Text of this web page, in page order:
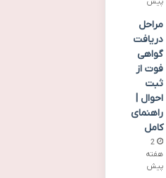
مراحل
دریافت
گواهی
فوت از
ثبت
احوال |
راهنمای
کامل
2
هفته
پیش